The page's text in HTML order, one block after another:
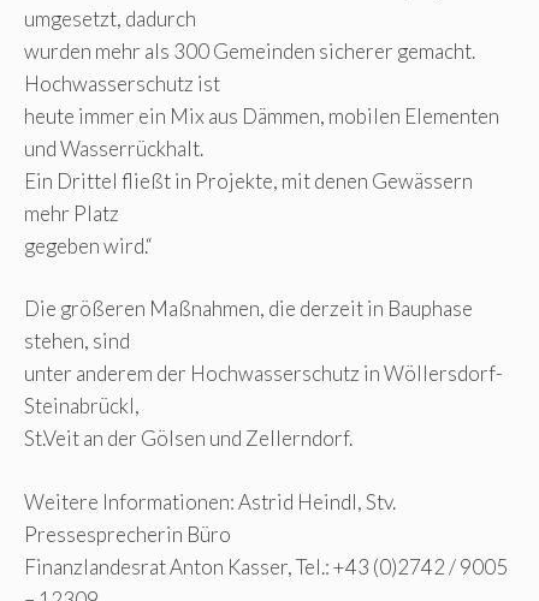
umgesetzt, dadurch
wurden mehr als 300 Gemeinden sicherer gemacht.
Hochwasserschutz ist
heute immer ein Mix aus Dämmen, mobilen Elementen
und Wasserrückhalt.
Ein Drittel fließt in Projekte, mit denen Gewässern
mehr Platz
gegeben wird.“
Die größeren Maßnahmen, die derzeit in Bauphase
stehen, sind
unter anderem der Hochwasserschutz in Wöllersdorf-
Steinabrückl,
St.Veit an der Gölsen und Zellerndorf.
Weitere Informationen: Astrid Heindl, Stv.
Pressesprecherin Büro
Finanzlandesrat Anton Kasser, Tel.: +43 (0)2742 / 9005